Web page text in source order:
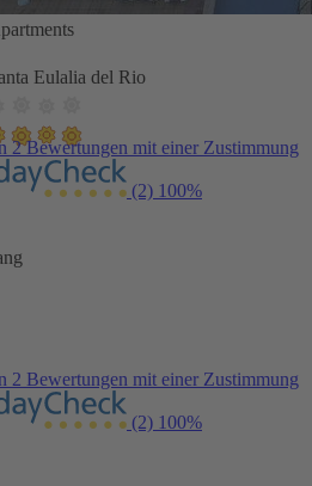
Eulalia del Rio
2 Bewertungen mit einer Zustimmung
(2) 100%
2 Bewertungen mit einer Zustimmung
(2) 100%